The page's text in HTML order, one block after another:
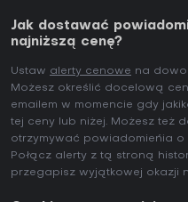
Jak dostawać
najniższą cenę?
Ustaw alerty cenowe na
Możesz określić docelową
emailem w momencie gdy
tej ceny lub niżej. Możesz też
otrzymywać powiadomieńia
Połącz alerty z tą stroną
przegapisz wyjątkowej okazji